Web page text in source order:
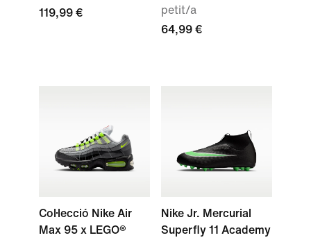
119,99 €
petit/a
64,99 €
Col·lecció Nike Air
Max 95 x LEGO®
Nike Jr. Mercurial
Superfly 11 Academy